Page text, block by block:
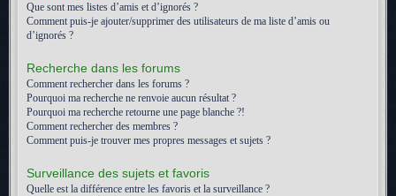
Que sont mes listes d’amis et d’ignorés ?
Comment puis-je ajouter/supprimer des utilisateurs de ma liste d’amis ou
d’ignorés ?
Recherche dans les forums
Comment rechercher dans les forums ?
Pourquoi ma recherche ne renvoie aucun résultat ?
Pourquoi ma recherche retourne une page blanche ?!
Comment rechercher des membres ?
Comment puis-je trouver mes propres messages et sujets ?
Surveillance des sujets et favoris
Quelle est la différence entre les favoris et la surveillance ?